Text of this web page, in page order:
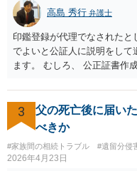
のまま判決で１００万円支払
マシ」ということで、 合意
は、判決になったらどうな
欠ですので、 初めに述べた
面談相談に行ってみることを
高島 秀行 弁護士
印鑑登録が代理でなされた
でよいと公証人に説明をして
ます。 むしろ、 公正証書作
月に携帯が新しくなった母
「面会に来てくれ」で、長
話の使い方を教える為に会
電話が切れました。その後
にチップが埋められている」
録、介護認定の資料、介護
3
父の死亡後に届い
べきか
#家族間の相続トラブル #遺留分侵
2026年4月23日